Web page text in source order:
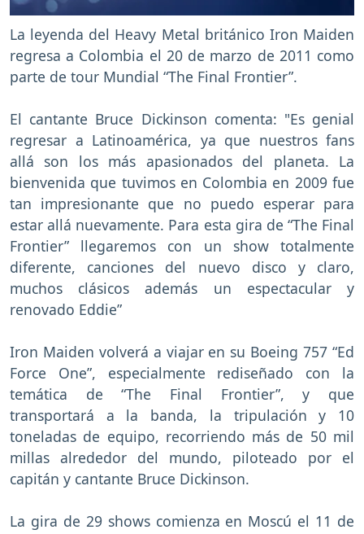
La leyenda del Heavy Metal británico Iron Maiden
regresa a Colombia el 20 de marzo de 2011 como
parte de tour Mundial “The Final Frontier”.
El cantante Bruce Dickinson comenta: "Es genial
regresar a Latinoamérica, ya que nuestros fans
allá son los más apasionados del planeta. La
bienvenida que tuvimos en Colombia en 2009 fue
tan impresionante que no puedo esperar para
estar allá nuevamente. Para esta gira de “The Final
Frontier” llegaremos con un show totalmente
diferente, canciones del nuevo disco y claro,
muchos clásicos además un espectacular y
renovado Eddie”
Iron Maiden volverá a viajar en su Boeing 757 “Ed
Force One”, especialmente rediseñado con la
temática de “The Final Frontier”, y que
transportará a la banda, la tripulación y 10
toneladas de equipo, recorriendo más de 50 mil
millas alrededor del mundo, piloteado por el
capitán y cantante Bruce Dickinson.
La gira de 29 shows comienza en Moscú el 11 de